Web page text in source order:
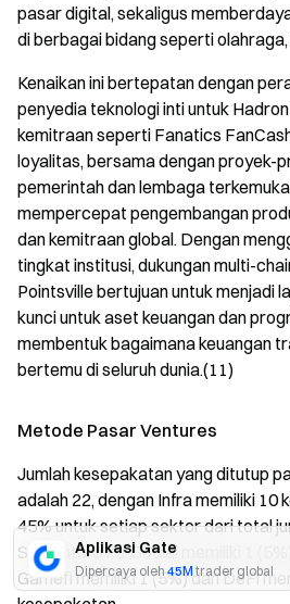
Aplikasi Gate
Dipercaya oleh 45M trader global
pasar digital, sekaligus
di berbagai bidang seperti
Kenaikan ini bertepatan dengan
penyedia teknologi inti untuk
kemitraan seperti Fanatics
loyalitas, bersama dengan proyek-
pemerintah dan lembaga
mempercepat pengembangan
dan kemitraan global. Dengan
tingkat institusi, dukungan multi-
Pointsville bertujuan untuk menjadi
kunci untuk aset keuangan dan
membentuk bagaimana keuangan
bertemu di seluruh dunia.(11)
Metode Pasar Ventures
Jumlah kesepakatan yang ditutup
adalah 22, dengan Infra memiliki 10
45% untuk setiap sektor dari total
Sementara itu, Social memiliki 1
Gamefi memiliki 1 (5%) dan DeFi